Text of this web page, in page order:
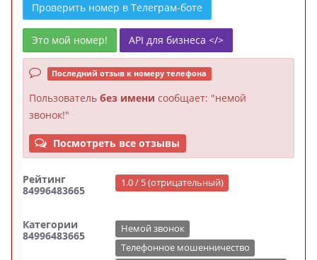
Проверить номер в Телеграм-боте
Это мой номер! API для бизнеса </>
Последний отзыв к номеру телефона
Пользователь без имени сообщает: "немой
звонок!"
Посмотреть все отзывы
Рейтинг
84996483665
1.0 / 5 (отрицательный)
Категории
84996483665
Немой звонок
Телефонное мошенничество